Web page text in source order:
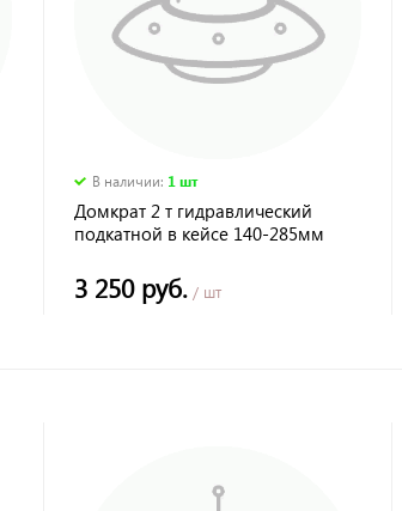
В наличии: 1 шт
Домкрат 2 т гидравлический
подкатной в кейсе 140-285мм
3 250 руб./ шт